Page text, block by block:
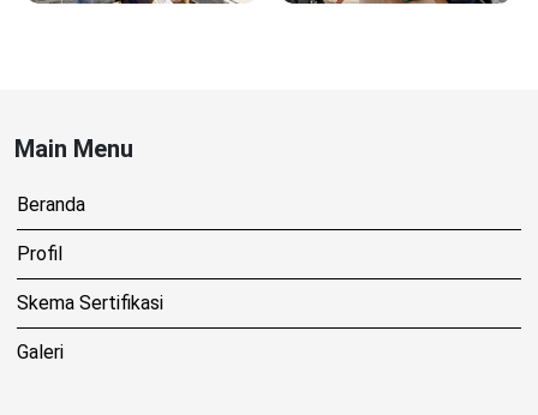
Main Menu
Beranda
Profil
Skema Sertifikasi
Galeri